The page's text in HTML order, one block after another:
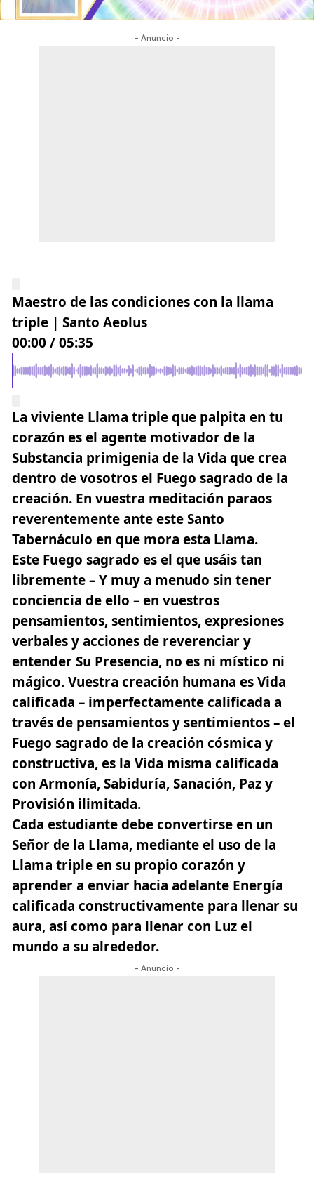
- Anuncio -
Maestro de las condiciones con la llama
triple | Santo Aeolus
00:00 /05:35
La viviente Llama triple que palpita en tu
corazón es el agente motivador de la
Substancia primigenia de la Vida que crea
dentro de vosotros el Fuego sagrado de la
creación. En vuestra meditación paraos
reverentemente ante este Santo
Tabernáculo en que mora esta Llama.
Este Fuego sagrado es el que usáis tan
libremente – Y muy a menudo sin tener
conciencia de ello – en vuestros
pensamientos, sentimientos, expresiones
verbales y acciones de reverenciar y
entender Su Presencia, no es ni místico ni
mágico. Vuestra creación humana es Vida
calificada – imperfectamente calificada a
través de pensamientos y sentimientos –el
Fuego sagrado de la creación cósmica y
constructiva, es la Vida misma calificada
con Armonía, Sabiduría, Sanación, Paz y
Provisión ilimitada.
Cada estudiante debe convertirse en un
Señor de la Llama, mediante el uso de la
Llama triple en su propio corazón y
aprender a enviar hacia adelante Energía
calificada constructivamente para llenar su
aura, así como para llenar con Luz el
mundo a su alrededor.
- Anuncio -